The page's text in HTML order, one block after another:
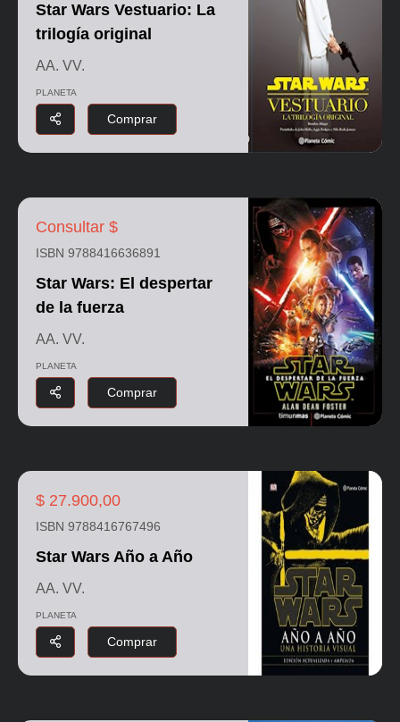
Star Wars Vestuario: La
trilogía original
AA. VV.
PLANETA
Comprar
Consultar $
ISBN 9788416636891
Star Wars: El despertar
de la fuerza
AA. VV.
PLANETA
Comprar
$ 27.900,00
ISBN 9788416767496
Star Wars Año a Año
AA. VV.
PLANETA
Comprar